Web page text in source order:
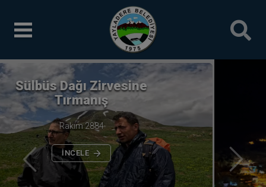
Yüksek Rakımlı Temiz
Oksijeni ile Yayladeremiz
Önceki Sonraki